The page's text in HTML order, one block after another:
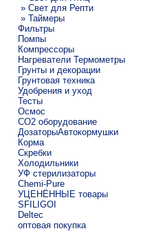
» Свет для Репти
» Таймеры
Фильтры
Помпы
Компрессоры
Нагреватели Термометры
Грунты и декорации
Грунтовая техника
Удобрения и уход
Тесты
Осмос
CO2 оборудование
ДозаторыАвтокормушки
Корма
Скребки
Холодильники
УФ стерилизаторы
Chemi-Pure
УЦЕНЁННЫЕ товары
SFILIGOI
Deltec
оптовая покупка